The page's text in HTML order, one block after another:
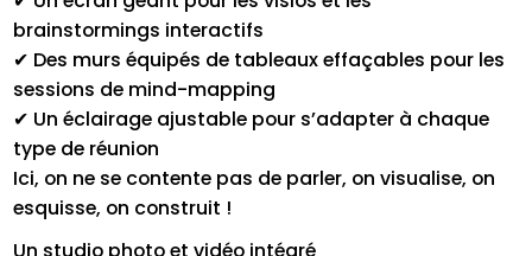
brainstormings interactifs
✔ Des murs équipés de tableaux effaçables pour les
sessions de mind-mapping
✔ Un éclairage ajustable pour s’adapter à chaque
type de réunion
Ici, on ne se contente pas de parler, on visualise, on
esquisse, on construit !